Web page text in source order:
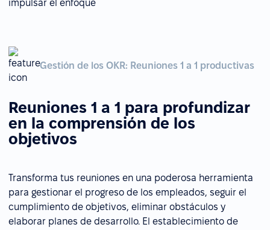
Gestión de los OKR: Reuniones 1 a 1 productivas
Reuniones 1 a 1 para profundizar
en la comprensión de los
objetivos
Transforma tus reuniones en una poderosa herramienta
para gestionar el progreso de los empleados, seguir el
cumplimiento de objetivos, eliminar obstáculos y
elaborar planes de desarrollo. El establecimiento de